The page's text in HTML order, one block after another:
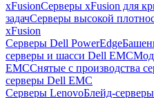
xFusionСерверы xFusion для
задачСерверы высокой
xFusion
Серверы Dell PowerEdge
серверы и шасси Dell EMC
EMCСнятые с производства
серверы Dell EMC
Серверы LenovoБлейд-